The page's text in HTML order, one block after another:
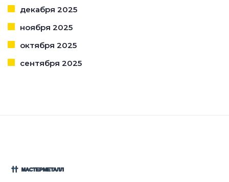
декабря 2025
ноября 2025
октября 2025
сентября 2025